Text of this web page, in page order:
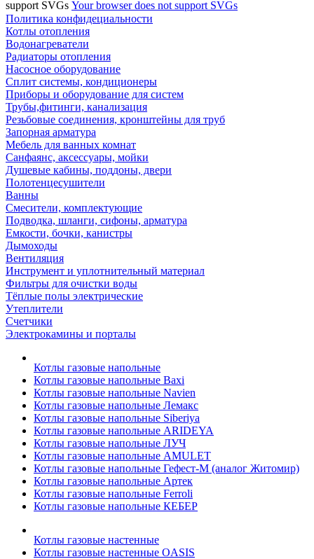
support SVGs Your browser does not support SVGs
Политика конфидециальности
Котлы отопления
Водонагреватели
Радиаторы отопления
Насосное оборудование
Сплит системы, кондиционеры
Приборы и оборудование для систем
Трубы,фитинги, канализация
Резьбовые соединения, кронштейны для труб
Запорная арматура
Мебель для ванных комнат
Санфаянс, аксессуары, мойки
Душевые кабины, поддоны, двери
Полотенцесушители
Ванны
Смесители, комплектующие
Подводка, шланги, сифоны, арматура
Емкости, бочки, канистры
Дымоходы
Вентиляция
Инструмент и уплотнительный материал
Фильтры для очистки воды
Тёплые полы электрические
Утеплители
Счетчики
Электрокамины и порталы
Котлы газовые напольные
Котлы газовые напольные Baxi
Котлы газовые напольные Navien
Котлы газовые напольные Лемакс
Котлы газовые напольные Siberiya
Котлы газовые напольные ARIDEYA
Котлы газовые напольные ЛУЧ
Котлы газовые напольные AMULET
Котлы газовые напольные Гефест-М (аналог Житомир)
Котлы газовые напольные Артек
Котлы газовые напольные Ferroli
Котлы газовые напольные КЕБЕР
Котлы газовые настенные
Котлы газовые настенные OASIS